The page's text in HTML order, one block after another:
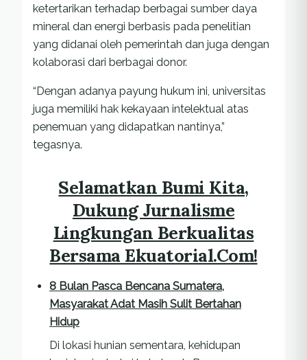
ketertarikan terhadap berbagai sumber daya
mineral dan energi berbasis pada penelitian
yang didanai oleh pemerintah dan juga dengan
kolaborasi dari berbagai donor.
“Dengan adanya payung hukum ini, universitas
juga memiliki hak kekayaan intelektual atas
penemuan yang didapatkan nantinya,”
tegasnya.
Selamatkan Bumi Kita,
Dukung Jurnalisme
Lingkungan Berkualitas
Bersama Ekuatorial.Com!
8 Bulan Pasca Bencana Sumatera,
Masyarakat Adat Masih Sulit Bertahan
Hidup
Di lokasi hunian sementara, kehidupan